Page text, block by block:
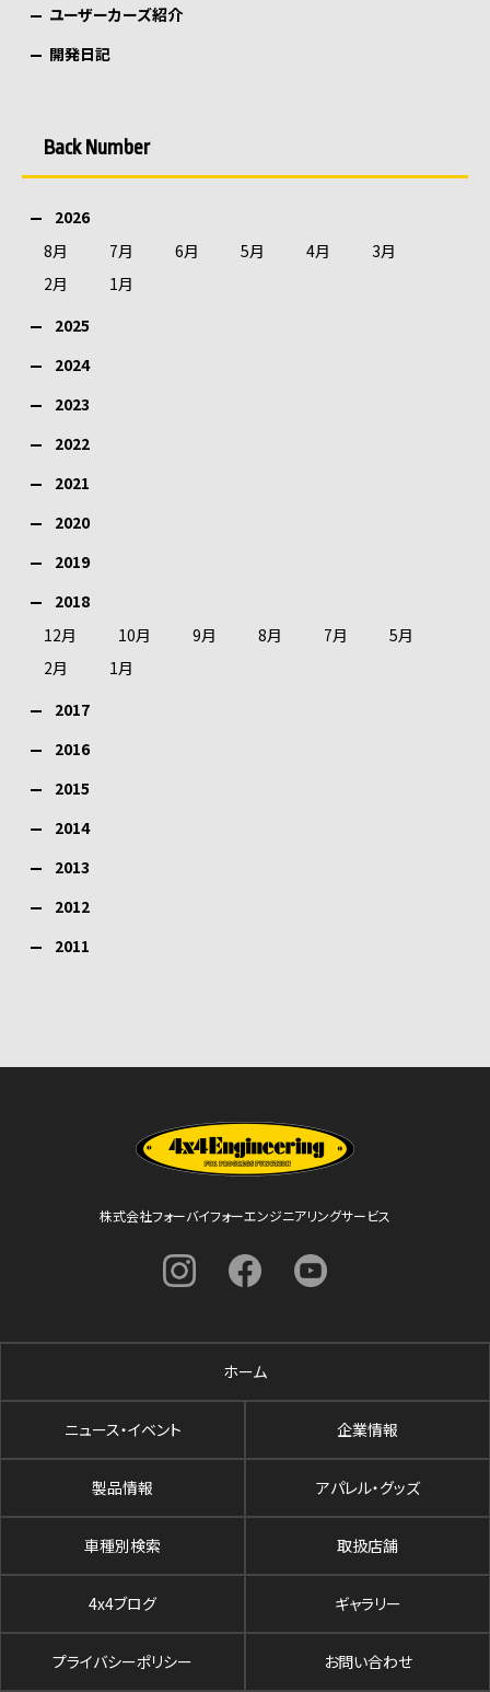
ユーザーカーズ紹介
開発日記
Back Number
2026
8月
7月 6月 5月 4月
3月
2月
1月
2025
2024
2023
2022
2021
2020
2019
2018
12月
10月 9月 8月 7月
5月
2月
1月
2017
2016
2015
2014
2013
2012
2011
株式会社フォーバイフォーエンジニアリングサービス
ホーム
ニュース・イベント 企業情報
製品情報 アパレル・グッズ
車種別検索 取扱店舗
4x4ブログ ギャラリー
プライバシーポリシー お問い合わせ